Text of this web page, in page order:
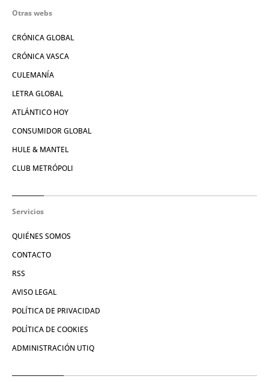
Otras webs
CRÓNICA GLOBAL
CRÓNICA VASCA
CULEMANÍA
LETRA GLOBAL
ATLÁNTICO HOY
CONSUMIDOR GLOBAL
HULE & MANTEL
CLUB METRÓPOLI
Servicios
QUIÉNES SOMOS
CONTACTO
RSS
AVISO LEGAL
POLÍTICA DE PRIVACIDAD
POLÍTICA DE COOKIES
ADMINISTRACIÓN UTIQ